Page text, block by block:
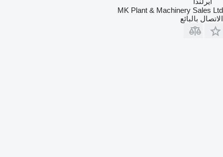
MK Plant & Machinery Sales Ltd
الاتصال بالبائع